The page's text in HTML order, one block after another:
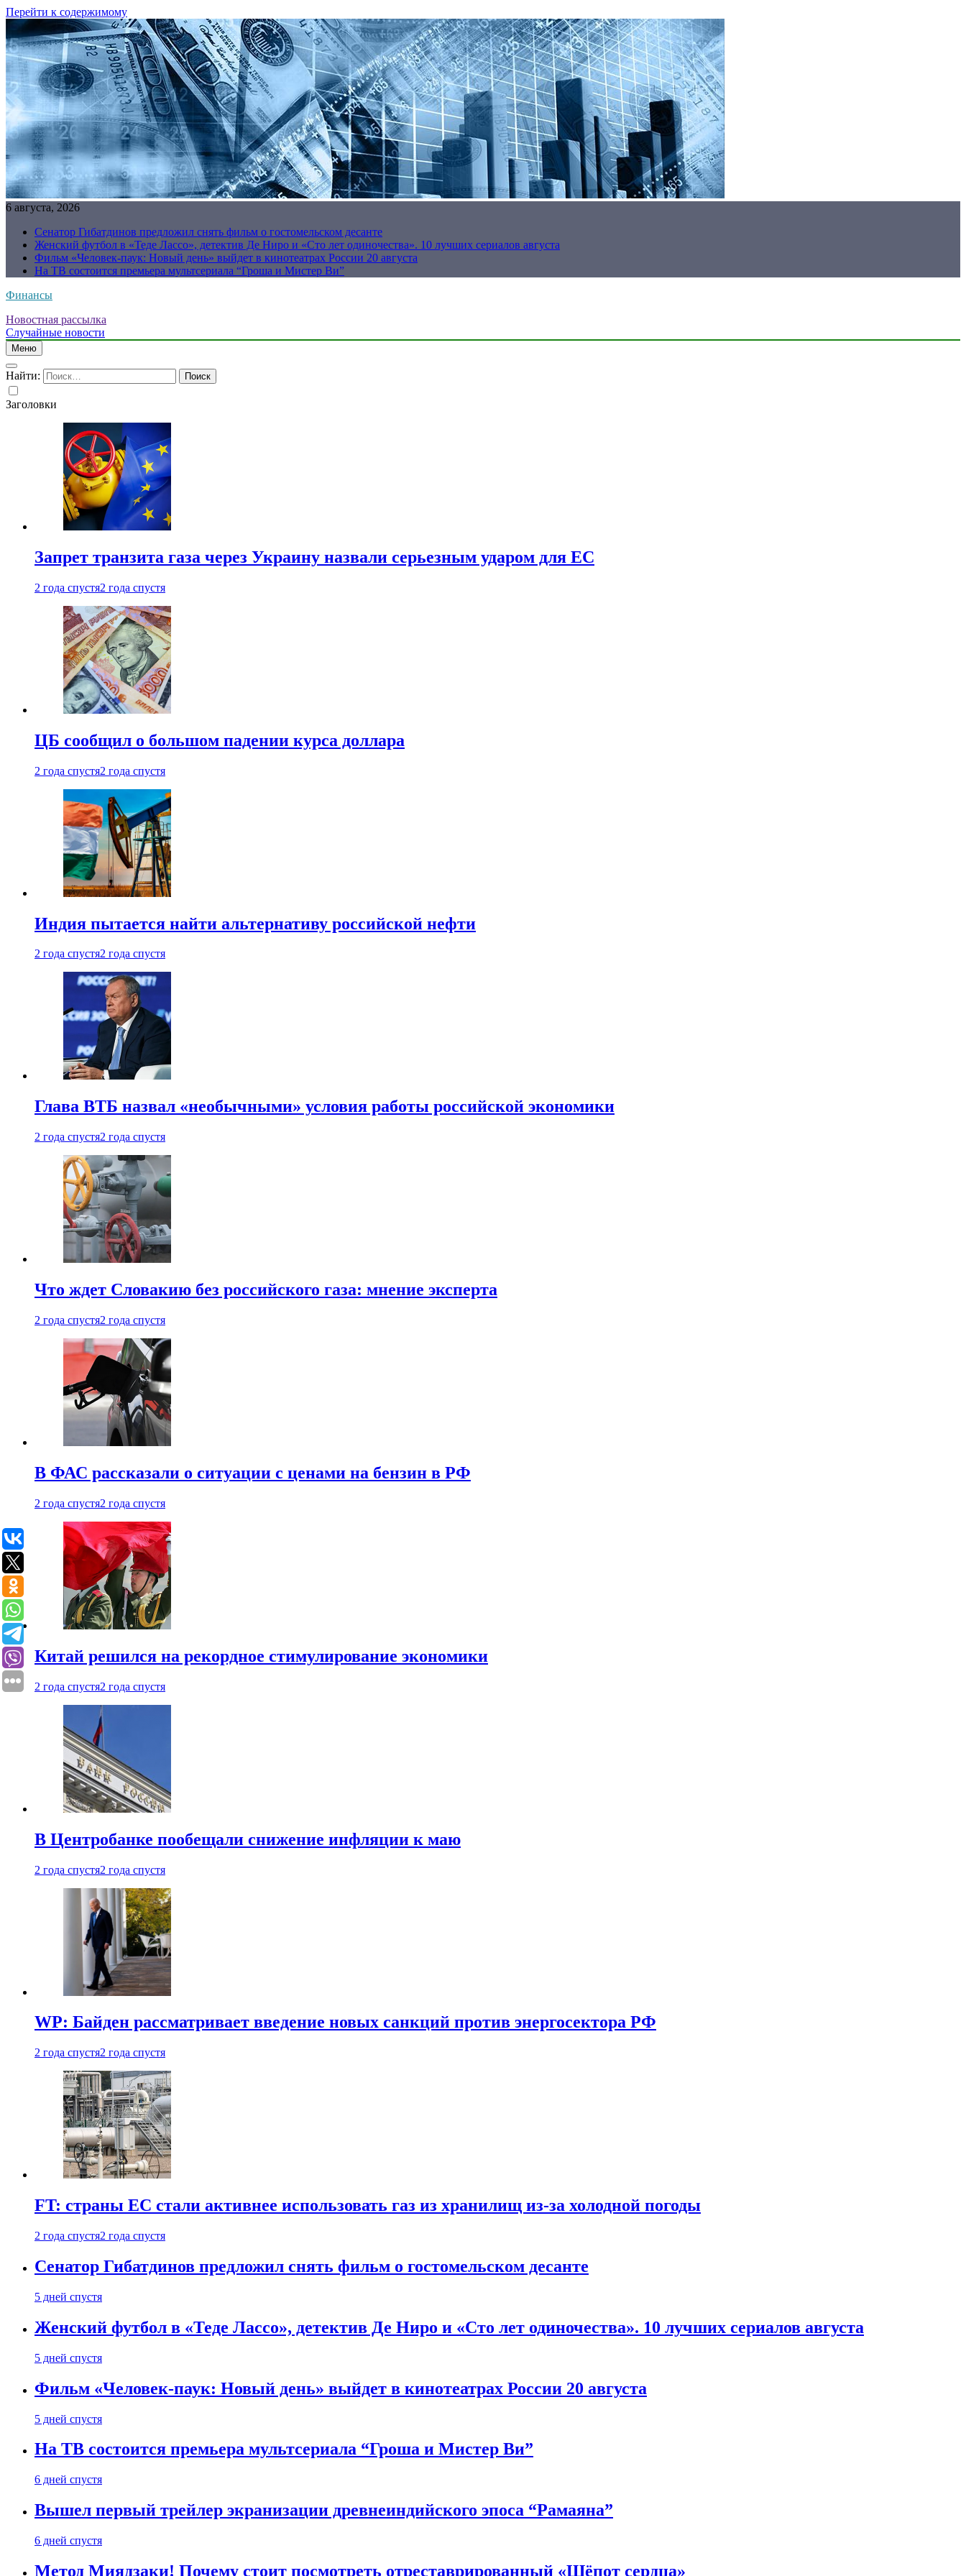
Перейти к содержимому
6 августа, 2026
Сенатор Гибатдинов предложил снять фильм о гостомельском десанте
Женский футбол в «Теде Лассо», детектив Де Ниро и «Сто лет одиночества». 10 лучших сериалов августа
Фильм «Человек-паук: Новый день» выйдет в кинотеатрах России 20 августа
На ТВ состоится премьера мультсериала “Гроша и Мистер Ви”
Финансы
Новостная рассылка
Случайные новости
Меню
Найти:
Заголовки
Запрет транзита газа через Украину назвали серьезным ударом для ЕС
2 года спустя2 года спустя
ЦБ сообщил о большом падении курса доллара
2 года спустя2 года спустя
Индия пытается найти альтернативу российской нефти
2 года спустя2 года спустя
Глава ВТБ назвал «необычными» условия работы российской экономики
2 года спустя2 года спустя
Что ждет Словакию без российского газа: мнение эксперта
2 года спустя2 года спустя
В ФАС рассказали о ситуации с ценами на бензин в РФ
2 года спустя2 года спустя
Китай решился на рекордное стимулирование экономики
2 года спустя2 года спустя
В Центробанке пообещали снижение инфляции к маю
2 года спустя2 года спустя
WP: Байден рассматривает введение новых санкций против энергосектора РФ
2 года спустя2 года спустя
FT: страны ЕС стали активнее использовать газ из хранилищ из-за холодной погоды
2 года спустя2 года спустя
Сенатор Гибатдинов предложил снять фильм о гостомельском десанте
5 дней спустя
Женский футбол в «Теде Лассо», детектив Де Ниро и «Сто лет одиночества». 10 лучших сериалов августа
5 дней спустя
Фильм «Человек-паук: Новый день» выйдет в кинотеатрах России 20 августа
5 дней спустя
На ТВ состоится премьера мультсериала “Гроша и Мистер Ви”
6 дней спустя
Вышел первый трейлер экранизации древнеиндийского эпоса “Рамаяна”
6 дней спустя
Метод Миядзаки! Почему стоит посмотреть отреставрированный «Шёпот сердца»